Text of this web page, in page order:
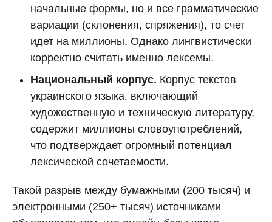
начальные формы, но и все грамматические
вариации (склонения, спряжения), то счет
идет на миллионы. Однако лингвистически
корректно считать именно лексемы.
Национальный корпус. Корпус текстов
украинского языка, включающий
художественную и техническую литературу,
содержит миллионы словоупотреблений,
что подтверждает огромный потенциал
лексической сочетаемости.
Такой разрыв между бумажными (200 тысяч) и
электронными (250+ тысяч) источниками